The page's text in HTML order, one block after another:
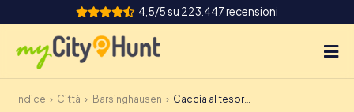
4,5/5 su 223.447 recensioni
Come funziona
Indice Città Barsinghausen Caccia al tesoro Barsinghausen